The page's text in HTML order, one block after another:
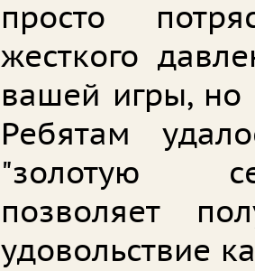
просто
жесткого
вашей игры, но
Ребятам
"золотую
позволяет
удовольствие